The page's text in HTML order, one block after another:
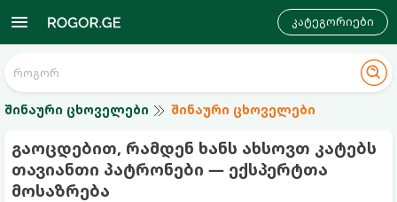
კატეგორიები
შინაური ცხოველები შინაური ცხოველები
გაოცდებით, რამდენ ხანს ახსოვთ კატებს
თავიანთი პატრონები — ექსპერტთა
მოსაზრება